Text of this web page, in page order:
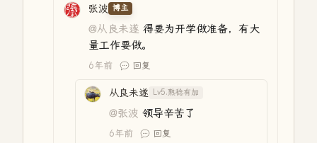
张波 博主
@从良未遂 得要为开学做准备，有大
量工作要做。
6年前 回复
从良未遂 Lv5.熟稔有加
@张波 领导辛苦了
6年前 回复